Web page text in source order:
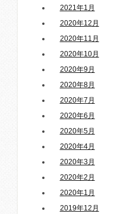
2021年1月
2020年12月
2020年11月
2020年10月
2020年9月
2020年8月
2020年7月
2020年6月
2020年5月
2020年4月
2020年3月
2020年2月
2020年1月
2019年12月